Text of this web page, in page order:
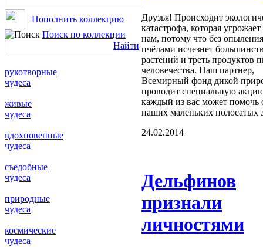
Пополнить коллекцию
Поиск по коллекции
Найти
рукотворные
чудеса
живые
чудеса
вдохновенные
чудеса
съедобные
чудеса
природные
чудеса
космические
чудеса
Друзья! Происходит
катастрофа, которая
нам, потому что без опыления
пчёлами исчезнет
растений и треть продуктов
человечества. Наш партнер,
Всемирный фонд дикой
проводит специальную
каждый из вас может помочь
наших маленьких полосатых
24.02.2014
Дельфинов
признали
личностями